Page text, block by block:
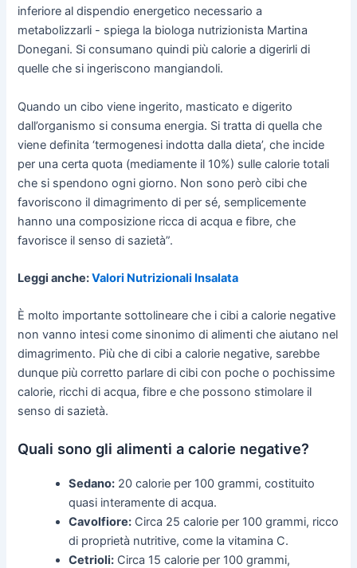
inferiore al dispendio energetico necessario a
metabolizzarli - spiega la biologa nutrizionista Martina
Donegani. Si consumano quindi più calorie a digerirli di
quelle che si ingeriscono mangiandoli.
Quando un cibo viene ingerito, masticato e digerito
dall’organismo si consuma energia. Si tratta di quella che
viene definita ‘termogenesi indotta dalla dieta’, che incide
per una certa quota (mediamente il 10%) sulle calorie totali
che si spendono ogni giorno. Non sono però cibi che
favoriscono il dimagrimento di per sé, semplicemente
hanno una composizione ricca di acqua e fibre, che
favorisce il senso di sazietà”.
Leggi anche:Valori Nutrizionali Insalata
È molto importante sottolineare che i cibi a calorie negative
non vanno intesi come sinonimo di alimenti che aiutano nel
dimagrimento. Più che di cibi a calorie negative, sarebbe
dunque più corretto parlare di cibi con poche o pochissime
calorie, ricchi di acqua, fibre e che possono stimolare il
senso di sazietà.
Quali sono gli alimenti a calorie negative?
Sedano: 20 calorie per 100 grammi, costituito
quasi interamente di acqua.
Cavolfiore: Circa 25 calorie per 100 grammi, ricco
di proprietà nutritive, come la vitamina C.
Cetrioli: Circa 15 calorie per 100 grammi,